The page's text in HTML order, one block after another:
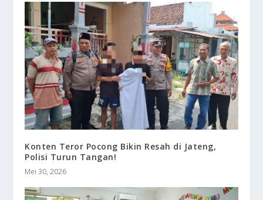
Konten Teror Pocong Bikin Resah di Jateng,
Polisi Turun Tangan!
Mei 30, 2026